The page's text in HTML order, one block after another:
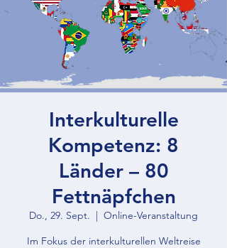
Interkulturelle
Kompetenz: 8
Länder – 80
Fettnäpfchen
Do., 29. Sept.
  |
Online-Veranstaltung
Im Fokus der interkulturellen Weltreise